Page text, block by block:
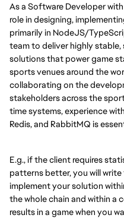
As a Software Developer
role in designing,
primarily in NodeJS/
team to deliver highly
solutions that power game
sports venues around the
collaborating on the
stakeholders across the
time systems, experience
Redis, and RabbitMQ is
E.g., if the client requires
patterns better, you will
implement your solution
the whole chain and within a
results in a game when you